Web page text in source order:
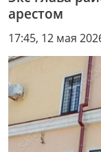
арестом
17:45, 12 мая